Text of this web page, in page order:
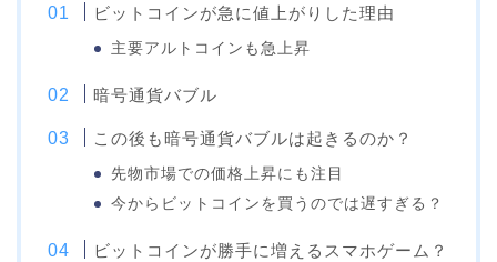
ビットコインが急に値上がりした理由
主要アルトコインも急上昇
暗号通貨バブル
この後も暗号通貨バブルは起きるのか？
先物市場での価格上昇にも注目
今からビットコインを買うのでは遅すぎる？
ビットコインが勝手に増えるスマホゲーム？